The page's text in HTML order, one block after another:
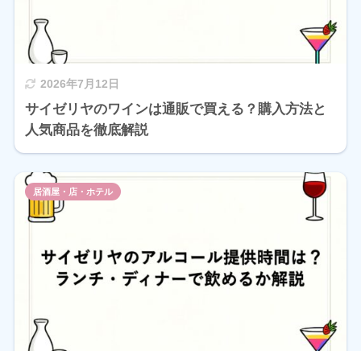
2026年7月12日
サイゼリヤのワインは通販で買える？購入方法と
人気商品を徹底解説
居酒屋・店・ホテル